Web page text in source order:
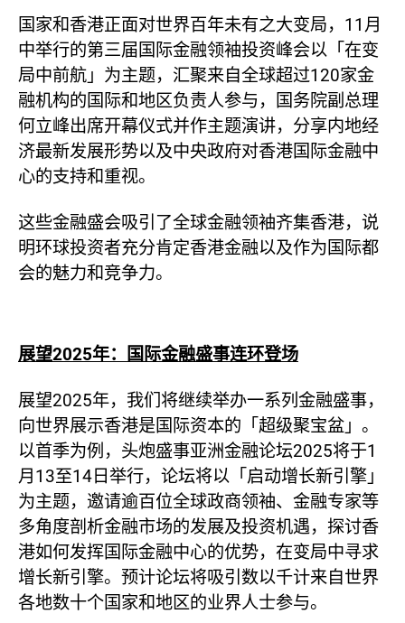
国家和香港正面对世界百年未有之大变局，11月
中举行的第三届国际金融领袖投资峰会以「在变
局中前航」为主题，汇聚来自全球超过120家金
融机构的国际和地区负责人参与，国务院副总理
何立峰出席开幕仪式并作主题演讲，分享内地经
济最新发展形势以及中央政府对香港国际金融中
心的支持和重视。
这些金融盛会吸引了全球金融领袖齐集香港，说
明环球投资者充分肯定香港金融以及作为国际都
会的魅力和竞争力。
展望2025年：国际金融盛事连环登场
展望2025年，我们将继续举办一系列金融盛事，
向世界展示香港是国际资本的「超级聚宝盆」。
以首季为例，头炮盛事亚洲金融论坛2025将于1
月13至14日举行，论坛将以「启动增长新引擎」
为主题，邀请逾百位全球政商领袖、金融专家等
多角度剖析金融市场的发展及投资机遇，探讨香
港如何发挥国际金融中心的优势，在变局中寻求
增长新引擎。预计论坛将吸引数以千计来自世界
各地数十个国家和地区的业界人士参与。